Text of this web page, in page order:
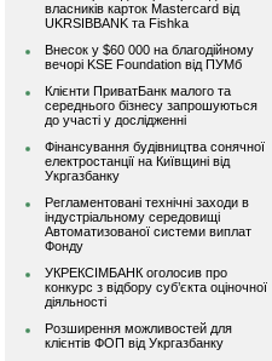
власників карток Mastercard від
UKRSIBBANK та Fishka
Внесок у $60 000 на благодійному
вечорі KSE Foundation від ПУМб
Клієнти ПриватБанк малого та
середнього бізнесу запрошуються
до участі у дослідженні
Фінансування будівництва сонячної
електростанції на Київщині від
Укргазбанку
Регламентовані технічні заходи в
індустріальному середовищі
Автоматизованої системи виплат
Фонду
УКРЕКСІМБАНК оголосив про
конкурс з відбору суб’єкта оціночної
діяльності
Розширення можливостей для
клієнтів ФОП від Укргазбанку